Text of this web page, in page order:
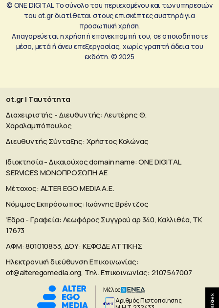
© ONE DIGITAL Το σύνολο του περιεχομένου και των υπηρεσιών
του ot.gr διατίθεται στους επισκέπτες αυστηρά για
προσωπική χρήση.
Απαγορεύεται η χρήση ή επανεκπομπή του, σε οποιοδήποτε
μέσο, μετά ή άνευ επεξεργασίας, χωρίς γραπτή άδεια του
εκδότη. © 2025
ot.gr | Ταυτότητα
Διαχειριστής - Διευθυντής: Λευτέρης Θ.
Χαραλαμπόπουλος
Διευθυντής Σύνταξης: Χρήστος Κολώνας
Ιδιοκτησία - Δικαιούχος domain name: ΟΝΕ DIGITAL
SERVICES MONOΠΡΟΣΩΠΗ ΑΕ
Μέτοχος: ALTER EGO MEDIA A.E.
Νόμιμος Εκπρόσωπος: Ιωάννης Βρέντζος
Έδρα - Γραφεία: Λεωφόρος Συγγρού αρ 340, Καλλιθέα, ΤΚ
17673
ΑΦΜ: 801010853, ΔΟΥ: ΚΕΦΟΔΕ ΑΤΤΙΚΗΣ
Ηλεκτρονική διεύθυνση Επικοινωνίας:
ot@alteregomedia.org, Τηλ. Επικοινωνίας: 2107547007
Μέλος
Aριθμός Πιστοποίησης